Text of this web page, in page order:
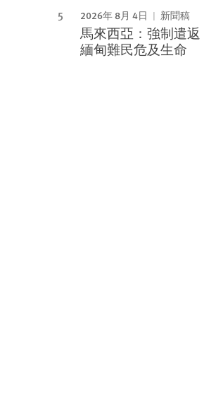
2026年 8月 4日 新聞稿
馬來西亞：強制遣返
緬甸難民危及生命